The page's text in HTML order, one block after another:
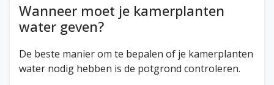
Wanneer moet je kamerplanten
water geven?
De beste manier om te bepalen of je kamerplanten
water nodig hebben is de potgrond controleren.